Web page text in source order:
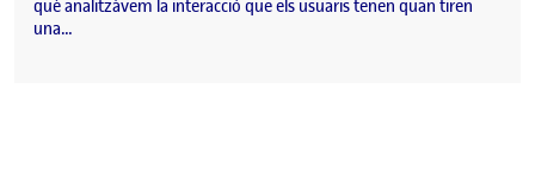
què analitzàvem la interacció que els usuaris tenen quan tiren
una…